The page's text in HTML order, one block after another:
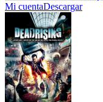
Mi cuentaDescargar